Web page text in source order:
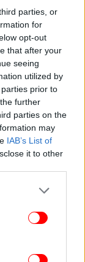
parties, or
for
opt-out
that after your
seeing
utilized by
prior to
further
parties on the
may
IAB’s List of
it to other
more Google
may click to
party tags to
below Google
για